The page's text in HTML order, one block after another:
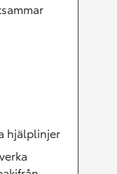
hjälplinjer